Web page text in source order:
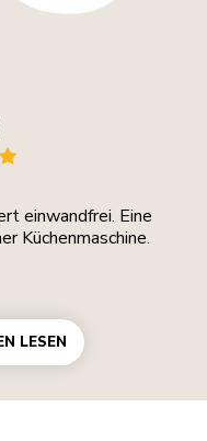
einwandfrei. Eine
Küchenmaschine.
LESEN